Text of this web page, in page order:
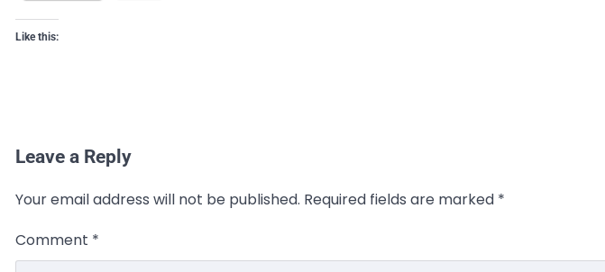
Like this:
Leave a Reply
Your email address will not be published. Required fields are marked *
Comment *